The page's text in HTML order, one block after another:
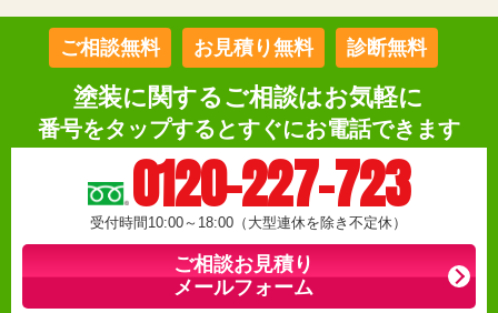
ご相談無料 お見積り無料 診断無料
塗装に関するご相談はお気軽に
番号をタップするとすぐにお電話できます
0120-227-723
受付時間10:00～18:00（大型連休を除き不定休）
ご相談お見積り
メールフォーム